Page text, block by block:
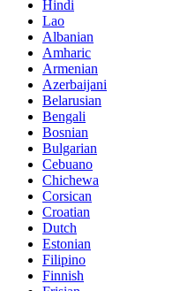
Hindi
Lao
Albanian
Amharic
Armenian
Azerbaijani
Belarusian
Bengali
Bosnian
Bulgarian
Cebuano
Chichewa
Corsican
Croatian
Dutch
Estonian
Filipino
Finnish